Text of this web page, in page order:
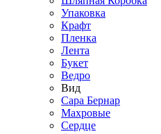
Упаковка
Крафт
Пленка
Лента
Букет
Ведро
Вид
Сара Бернар
Махровые
Сердце